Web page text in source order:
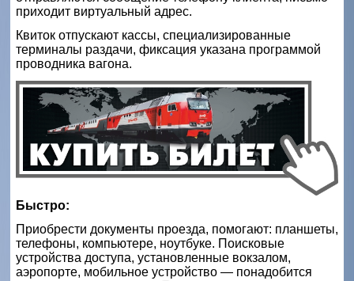
приходит виртуальный адрес.
Квиток отпускают кассы, специализированные
терминалы раздачи, фиксация указана программой
проводника вагона.
Быстро:
Приобрести документы проезда, помогают: планшеты,
телефоны, компьютере, ноутбуке. Поисковые
устройства доступа, установленные вокзалом,
аэропорте, мобильное устройство — понадобится